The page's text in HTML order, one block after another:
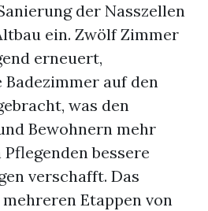
der Nasszellen
ein. Zwölf Zimmer
erneuert,
auf den
was den
Bewohnern mehr
bessere
verschafft. Das
Etappen von